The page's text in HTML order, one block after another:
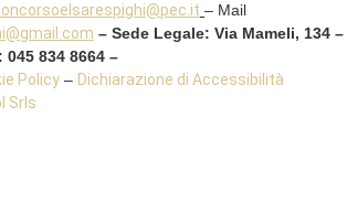
– Mail
– Sede Legale: Via Mameli, 134 –
834 8664 –
Policy – Dichiarazione di Accessibilità
Srls